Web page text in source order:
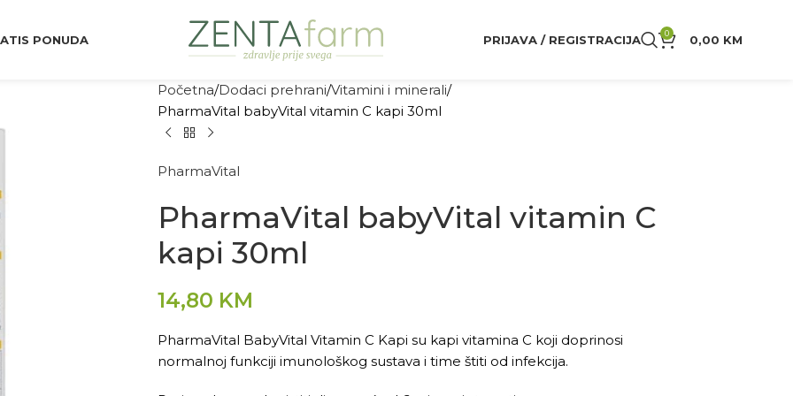
PONUDA PRIJAVA / REGISTRACIJA 0 0,00 KM
Početna Dodaci prehrani Vitamini i minerali
PharmaVital babyVital vitamin C kapi 30ml
PharmaVital
PharmaVital babyVital vitamin C
kapi 30ml
14,80 KM
PharmaVital BabyVital Vitamin C Kapi su kapi vitamina C koji doprinosi
normalnoj funkciji imunološkog sustava i time štiti od infekcija.